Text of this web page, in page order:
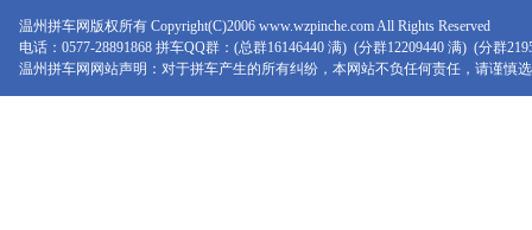
议动员大家去：——拼车！
什么是拼车?起始地和目的地相同或
温州拼车网版权所有 Copyright(C)2006 www.wzpinche.comAll Rights Reserved
电话：0577-28891868 拼车QQ群：(总群16146440 满) (分群12209440 满) (分群
温州拼车网 网站声明：对于拼车产生的所有纠纷，本网站不负任何责任，请谨慎